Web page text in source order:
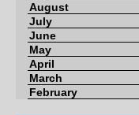
August
July
June
May
April
March
February